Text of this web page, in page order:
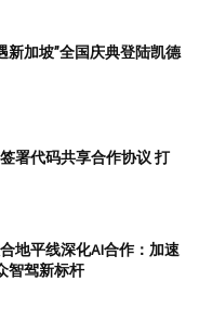
新加坡”全国庆典登陆凯德
署代码共享合作协议 打
地平线深化AI合作：加速
智驾新标杆